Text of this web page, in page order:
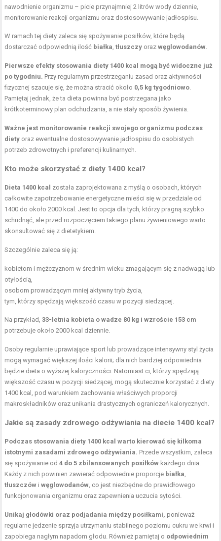
nawodnienie organizmu – picie przynajmniej 2 litrów wody dziennie,
monitorowanie reakcji organizmu oraz dostosowywanie jadłospisu.
W ramach tej diety zaleca się spożywanie posiłków, które będą
dostarczać odpowiednią ilość białka,tłuszczy orazwęglowodanów.
Pierwsze efekty stosowania diety 1400 kcal mogą być widoczne już
po tygodniu. Przy regularnym przestrzeganiu zasad oraz aktywności
fizycznej szacuje się, że można stracić około 0,5 kg tygodniowo.
Pamiętaj jednak, że ta dieta powinna być postrzegana jako
krótkoterminowy plan odchudzania, a nie stały sposób żywienia.
Ważne jest monitorowanie reakcji swojego organizmu podczas
diety oraz ewentualne dostosowywanie jadłospisu do osobistych
potrzeb zdrowotnych i preferencji kulinarnych.
Kto może skorzystać z diety 1400 kcal?
Dieta 1400 kcal została zaprojektowana z myślą o osobach, których
całkowite zapotrzebowanie energetyczne mieści się w przedziale od
1400 do około 2000 kcal. Jest to opcja dla tych, którzy pragną szybko
schudnąć, ale przed rozpoczęciem takiego planu żywieniowego warto
skonsultować się z dietetykiem.
Szczególnie zaleca się ją:
kobietom i mężczyznom w średnim wieku zmagającym się z nadwagą lub
otyłością,
osobom prowadzącym mniej aktywny tryb życia,
tym, którzy spędzają większość czasu w pozycji siedzącej.
Na przykład,33-letnia kobieta o wadze 80 kg i wzroście 153 cm
potrzebuje około 2000 kcal dziennie.
Osoby regularnie uprawiające sport lub prowadzące intensywny styl życia
mogą wymagać większej ilości kalorii; dla nich bardziej odpowiednia
będzie dieta o wyższej kaloryczności. Natomiast ci, którzy spędzają
większość czasu w pozycji siedzącej, mogą skutecznie korzystać z diety
1400 kcal, pod warunkiem zachowania właściwych proporcji
makroskładników oraz unikania drastycznych ograniczeń kalorycznych.
Jakie są zasady zdrowego odżywiania na diecie 1400 kcal?
Podczas stosowania diety 1400 kcal warto kierować się kilkoma
istotnymi zasadami zdrowego odżywiania. Przede wszystkim, zaleca
się spożywanie od4 do 5 zbilansowanych posiłków każdego dnia.
Każdy z nich powinien zawierać odpowiednie proporcje białka,
tłuszczów iwęglowodanów, co jest niezbędne do prawidłowego
funkcjonowania organizmu oraz zapewnienia uczucia sytości.
Unikaj głodówki oraz podjadania między posiłkami, ponieważ
regularne jedzenie sprzyja utrzymaniu stabilnego poziomu cukru we krwi i
zapobiega nagłym napadom głodu. Również pamiętaj o odpowiednim